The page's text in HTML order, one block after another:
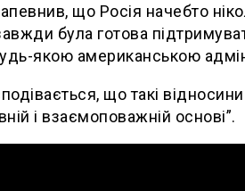
що Росія начебто
була готова
якою американською
що такі
і взаємоповажній основі”.